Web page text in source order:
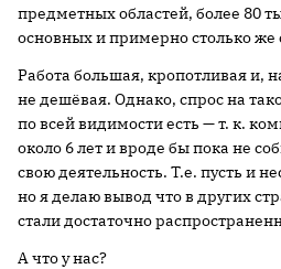
предметных областей, более 80
основных и примерно столько
Работа большая, кропотливая и,
не дешёвая. Однако, спрос на
по всей видимости есть — т. к.
около 6 лет и вроде бы пока не
свою деятельность. Т.е. пусть и
но я делаю вывод что в других
стали достаточно
А что у нас?